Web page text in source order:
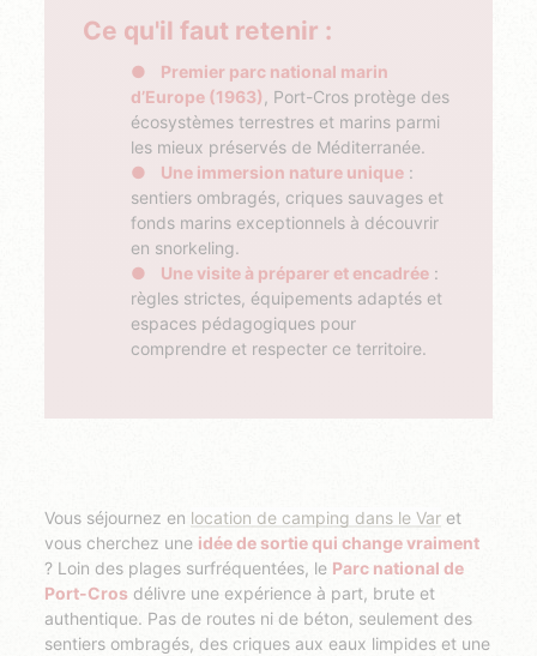
Ce qu'il faut retenir :
Premier parc national marin
d’Europe (1963)
, Port-Cros protège des
écosystèmes terrestres et marins parmi
les mieux préservés de Méditerranée.
Une immersion nature unique :
sentiers ombragés, criques sauvages et
fonds marins exceptionnels à découvrir
en snorkeling.
Une visite à préparer et encadrée :
règles strictes, équipements adaptés et
espaces pédagogiques pour
comprendre et respecter ce territoire.
Vous séjournez en location de camping dans le Var et
vous cherchez une idée de sortie qui change vraiment
? Loin des plages surfréquentées, le Parc national de
Port-Cros délivre une expérience à part, brute et
authentique. Pas de routes ni de béton, seulement des
sentiers ombragés, des criques aux eaux limpides et une